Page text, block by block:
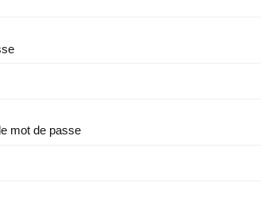
mot de passe